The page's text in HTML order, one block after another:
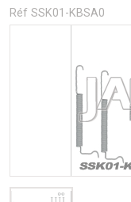
Réf SSK01-KBSA0